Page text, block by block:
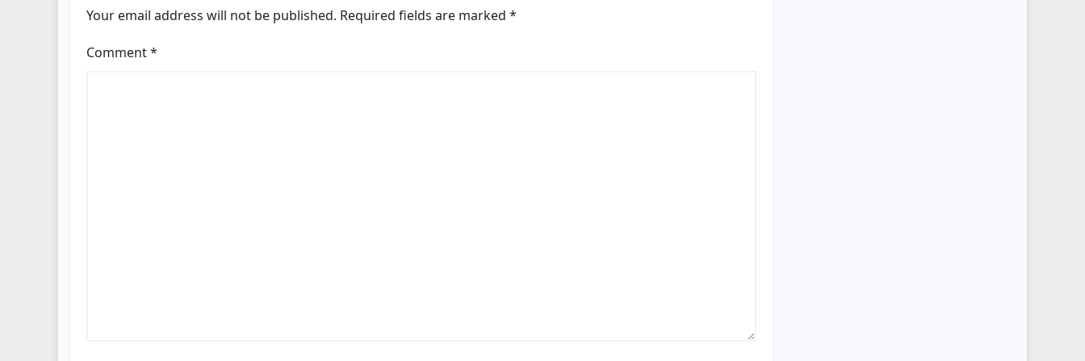
Your email address will not be published. Required fields are marked *
Comment*